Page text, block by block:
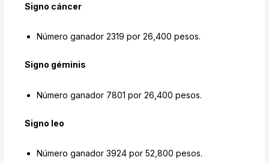
Signo cáncer
Número ganador 2319 por 26,400 pesos.
Signo géminis
Número ganador 7801 por 26,400 pesos.
Signo leo
Número ganador 3924 por 52,800 pesos.